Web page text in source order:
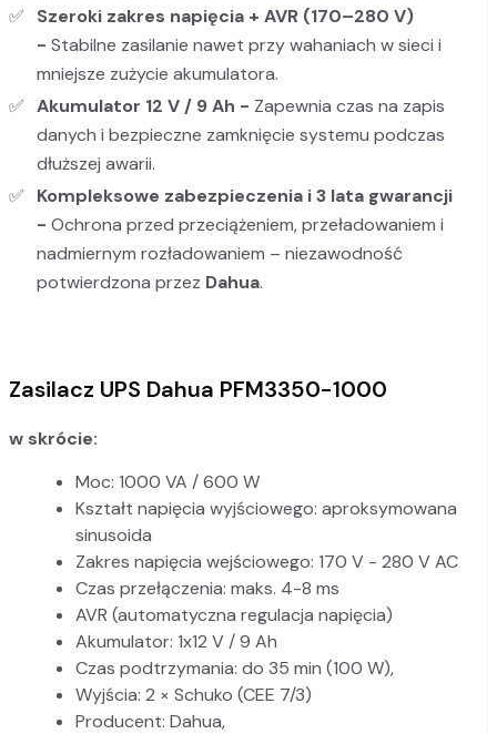
Szeroki zakres napięcia + AVR (170–280 V)
- Stabilne zasilanie nawet przy wahaniach w sieci i
mniejsze zużycie akumulatora.
Akumulator 12 V / 9 Ah - Zapewnia czas na zapis
danych i bezpieczne zamknięcie systemu podczas
dłuższej awarii.
Kompleksowe zabezpieczenia i 3 lata gwarancji
- Ochrona przed przeciążeniem, przeładowaniem i
nadmiernym rozładowaniem – niezawodność
potwierdzona przez Dahua.
Zasilacz UPS Dahua PFM3350-1000
w skrócie:
Moc: 1000 VA / 600 W
Kształt napięcia wyjściowego: aproksymowana
sinusoida
Zakres napięcia wejściowego: 170 V - 280 V AC
Czas przełączenia: maks. 4-8 ms
AVR (automatyczna regulacja napięcia)
Akumulator: 1x12 V / 9 Ah
Czas podtrzymania: do 35 min (100 W),
Wyjścia: 2 × Schuko (CEE 7/3)
Producent: Dahua,